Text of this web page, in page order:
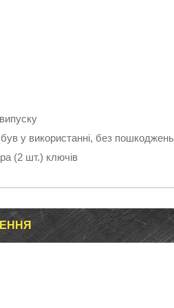
у використанні, без пошкоджень
(2 шт.) ключів